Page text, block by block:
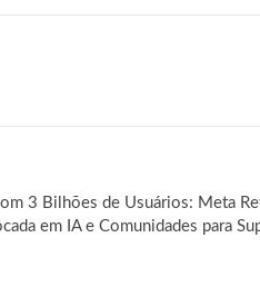
3 Bilhões de Usuários: Meta
em IA e Comunidades para